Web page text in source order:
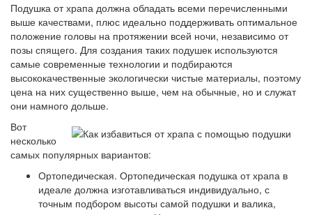
Подушка от храпа должна обладать всеми перечисленными
выше качествами, плюс идеально поддерживать оптимальное
положение головы на протяжении всей ночи, независимо от
позы спящего. Для создания таких подушек используются
самые современные технологии и подбираются
высококачественные экологически чистые материалы, поэтому
цена на них существенно выше, чем на обычные, но и служат
они намного дольше.
Вот
несколько
самых популярных вариантов:
Ортопедическая. Ортопедическая подушка от храпа в
идеале должна изготавливаться индивидуально, с
точным подбором высоты самой подушки и валика,